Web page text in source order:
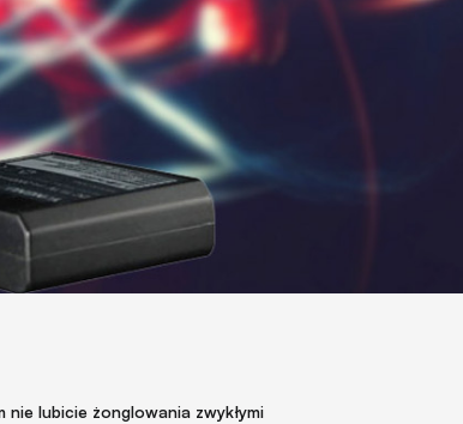
nie lubicie żonglowania zwykłymi